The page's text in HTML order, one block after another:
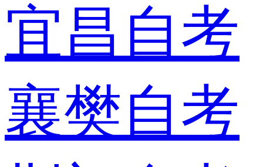
宜昌自考
襄樊自考